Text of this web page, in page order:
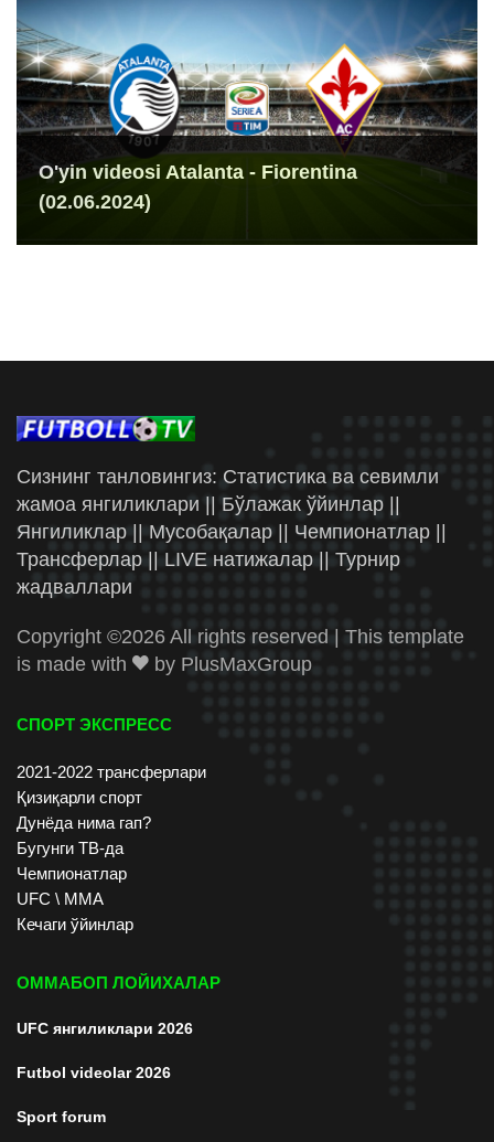
O'yin videosi Atalanta - Fiorentina
(02.06.2024)
Сизнинг танловингиз: Статистика ва севимли
жамоа янгиликлари || Бўлажак ўйинлар ||
Янгиликлар || Мусобақалар || Чемпионатлар ||
Трансферлар || LIVE натижалар || Турнир
жадваллари
Copyright ©2026 All rights reserved | This template
is made with
by PlusMaxGroup
СПОРТ ЭКСПРЕСС
2021-2022 трансферлари
Қизиқарли спорт
Дунёда нима гап?
Бугунги ТВ-да
Чемпионатлар
UFC \ ММА
Кечаги ўйинлар
ОММАБОП ЛОЙИХАЛАР
UFC янгиликлари 2026
Futbol videolar 2026
Sport forum